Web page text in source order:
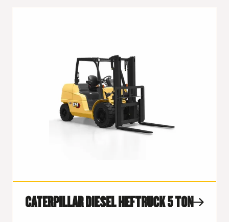
CATERPILLAR DIESEL HEFTRUCK 5 TON